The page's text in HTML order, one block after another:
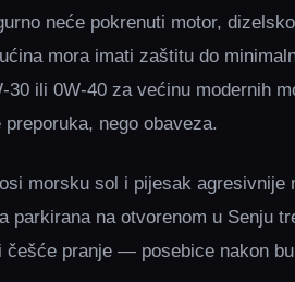
neće pokrenuti motor,
mora imati zaštitu do
ili 0W-40 za većinu modernih
nego obaveza.
morsku sol i pijesak agresivnije
parkirana na otvorenom u Senju
pranje — posebice nakon